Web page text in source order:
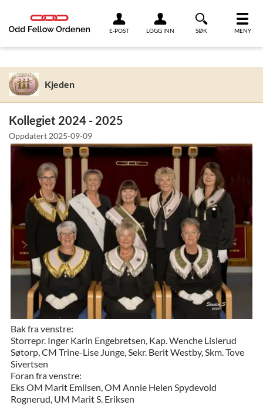
E-POST LOGG INN SØK MENY
Kjeden
Kollegiet 2024 - 2025
Oppdatert 2025-09-09
Bak fra venstre:
Storrepr. Inger Karin Engebretsen, Kap. Wenche Lislerud
Søtorp, CM Trine-Lise Junge, Sekr. Berit Westby, Skm. Tove
Sivertsen
Foran fra venstre:
Eks OM Marit Emilsen, OM Annie Helen Spydevold
Rognerud, UM Marit S. Eriksen